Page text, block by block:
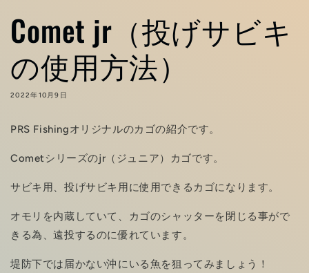
Comet jr（投げサビキ
の使用方法）
2022年10月9日
PRS Fishingオリジナルのカゴの紹介です。
Cometシリーズのjr（ジュニア）カゴです。
サビキ用、投げサビキ用に使用できるカゴになります。
オモリを内蔵していて、カゴのシャッターを閉じる事がで
きる為、遠投するのに優れています。
堤防下では届かない沖にいる魚を狙ってみましょう！